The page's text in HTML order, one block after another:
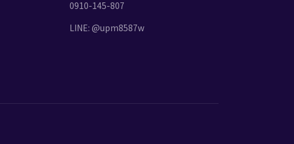
0910-145-807
LINE: @upm8587w